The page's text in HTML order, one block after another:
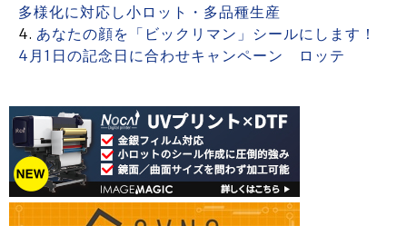
多様化に対応し小ロット・多品種生産
あなたの顔を「ビックリマン」シールにします！
4月1日の記念日に合わせキャンペーン ロッテ